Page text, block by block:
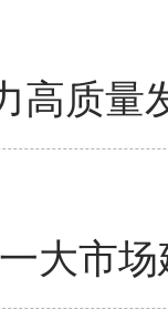
高质量
大市